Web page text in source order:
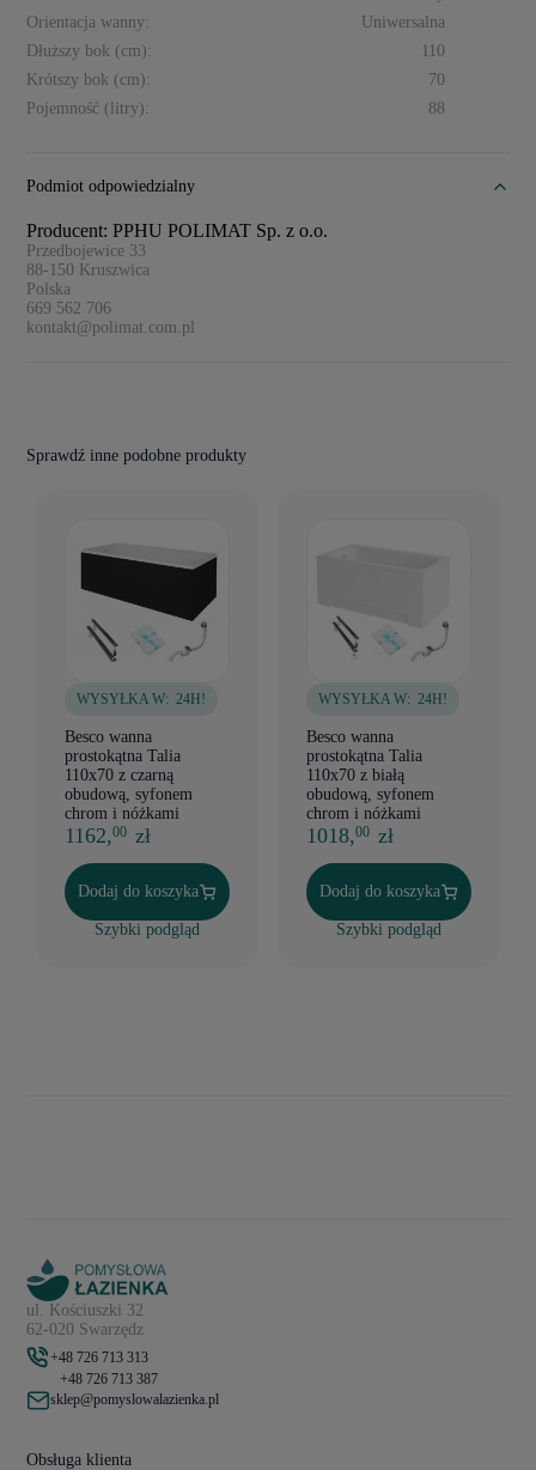
Orientacja wanny:
Uniwersalna
Dłuższy bok (cm):
110
Krótszy bok (cm):
70
Pojemność (litry):
88
Podmiot odpowiedzialny
Producent: PPHU POLIMAT Sp. z o.o.
Przedbojewice 33
88-150 Kruszwica
Polska
669 562 706
kontakt@polimat.com.pl
Sprawdź inne podobne produkty
WYSYŁKA W: 24H!
Besco wanna
prostokątna Talia
110x70 z czarną
obudową, syfonem
chrom i nóżkami
1162,00 zł
Dodaj do koszyka
Szybki podgląd
WYSYŁKA W: 24H!
Besco wanna
prostokątna Talia
110x70 z białą
obudową, syfonem
chrom i nóżkami
1018,00 zł
Dodaj do koszyka
Szybki podgląd
ul. Kościuszki 32
62-020 Swarzędz
+48 726 713 313
+48 726 713 387
sklep@pomyslowalazienka.pl
Obsługa klienta